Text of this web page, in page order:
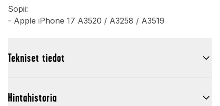
Sopii:
- Apple iPhone 17 A3520 / A3258 / A3519
Tekniset tiedot
Hintahistoria